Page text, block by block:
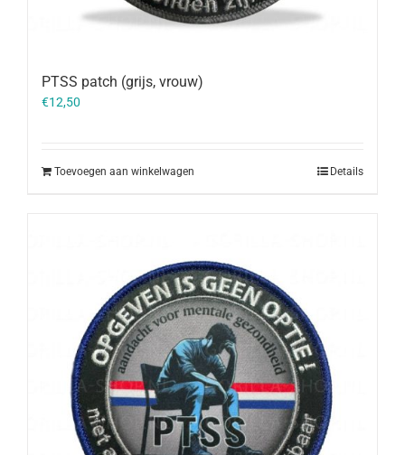
PTSS patch (grijs, vrouw)
€12,50
Toevoegen aan winkelwagen Details